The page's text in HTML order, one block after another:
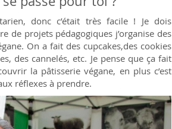
donc c’était très facile ! Je dois
de projets pédagogiques j’organise des
On a fait des cupcakes,des cookies
des cannelés, etc. Je pense que ça fait
la pâtisserie végane, en plus c’est
réflexes à prendre.